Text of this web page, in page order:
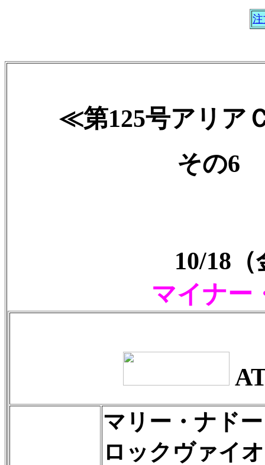
≪第125号アリア
その6
10/18
マイナー
マリー・ナド
ロックヴァイ